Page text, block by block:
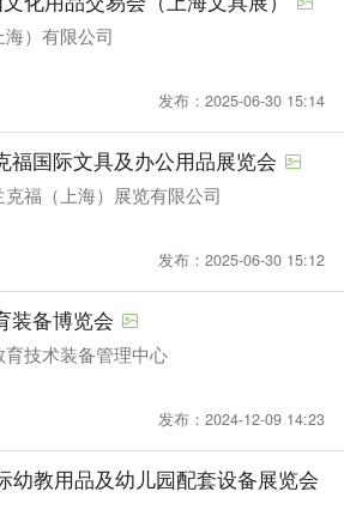
）有限公司
发布：2025-06-30 15:14
福国际文具及办公用品展览会
福（上海）展览有限公司
发布：2025-06-30 15:12
装备博览会
技术装备管理中心
发布：2024-12-09 14:23
幼教用品及幼儿园配套设备展览会